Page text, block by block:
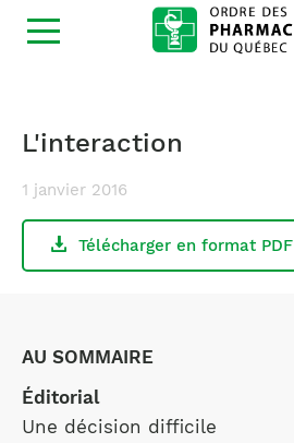
Ouvrir
la
L'interaction
1 janvier 2016
Télécharger en format PDF
AU SOMMAIRE
Éditorial
Une décision difficile